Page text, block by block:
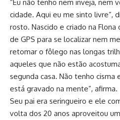
“Eu não tenho nem inveja, nem
cidade. Aqui eu me sinto livre”,
rosto. Nascido e criado na
de GPS para se localizar nem
retomar o fôlego nas longas
aqueles que não estão
segunda casa. Não tenho cisma
está gravado na mente”, afirma.
Seu pai era seringueiro e ele
volta dos 20 anos aproveitou